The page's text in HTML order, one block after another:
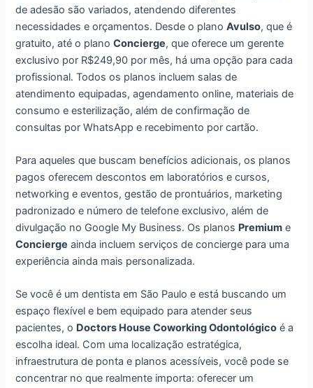
de adesão são variados, atendendo diferentes
necessidades e orçamentos. Desde o planoAvulso, que é
gratuito, até o planoConcierge, que oferece um gerente
exclusivo por R$249,90 por mês, há uma opção para cada
profissional. Todos os planos incluem salas de
atendimento equipadas, agendamento online, materiais de
consumo e esterilização, além de confirmação de
consultas por WhatsApp e recebimento por cartão.
Para aqueles que buscam benefícios adicionais, os planos
pagos oferecem descontos em laboratórios e cursos,
networking e eventos, gestão de prontuários, marketing
padronizado e número de telefone exclusivo, além de
divulgação no Google My Business. Os planos Premium e
Concierge ainda incluem serviços de concierge para uma
experiência ainda mais personalizada.
Se você é um dentista em São Paulo e está buscando um
espaço flexível e bem equipado para atender seus
pacientes, o Doctors House Coworking Odontológico é a
escolha ideal. Com uma localização estratégica,
infraestrutura de ponta e planos acessíveis, você pode se
concentrar no que realmente importa: oferecer um